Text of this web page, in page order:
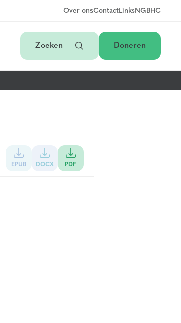
Over onsContactLinksNGBHC
Zoeken Doneren
EPUB DOCX PDF